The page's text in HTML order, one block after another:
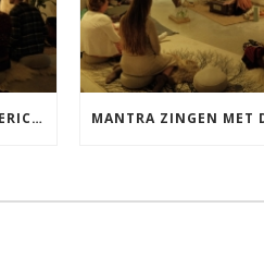
MANTRA ZINGEN MET DIEDERICK VRIJDAG 25 SEPTEMBER EN 20 NOVEMBER